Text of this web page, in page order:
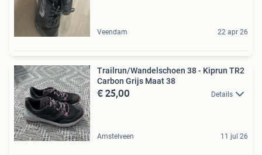
Veendam 22 apr 26
Trailrun/Wandelschoen 38 - Kiprun TR2
Carbon Grijs Maat 38
€ 25,00 Details
Amstelveen 11 jul 26